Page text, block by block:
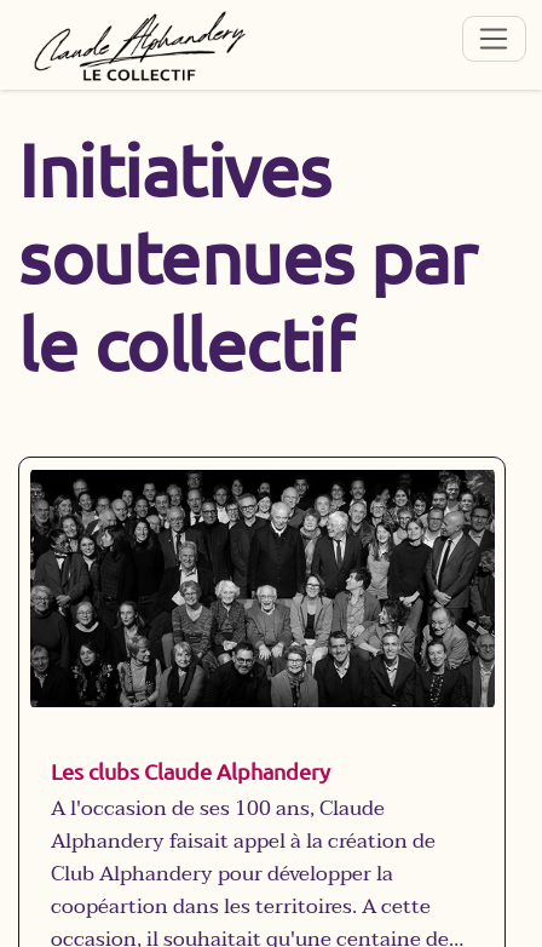
Initiatives
soutenues par
le collectif
Les clubs Claude Alphandery
A l'occasion de ses 100 ans, Claude
Alphandery faisait appel à la création de
Club Alphandery pour développer la
coopéartion dans les territoires. A cette
occasion, il souhaitait qu'une centaine de